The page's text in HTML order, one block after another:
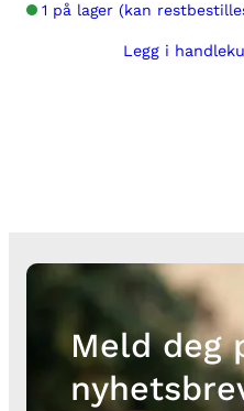
1 på lager (kan
Legg i
Meld deg